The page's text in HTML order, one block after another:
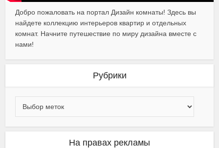
Добро пожаловать на портал Дизайн комнаты! Здесь вы
найдете коллекцию интерьеров квартир и отдельных
комнат. Начните путешествие по миру дизайна вместе с
нами!
Рубрики
На правах рекламы